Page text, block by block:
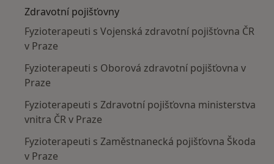
Zdravotní pojišťovny
Fyzioterapeuti s Vojenská zdravotní pojišťovna ČR
v Praze
Fyzioterapeuti s Oborová zdravotní pojišťovna v
Praze
Fyzioterapeuti s Zdravotní pojišťovna ministerstva
vnitra ČR v Praze
Fyzioterapeuti s Zaměstnanecká pojišťovna Škoda
v Praze